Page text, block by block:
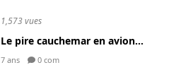
1,573 vues
Le pire cauchemar en avion...
7 ans 0 com